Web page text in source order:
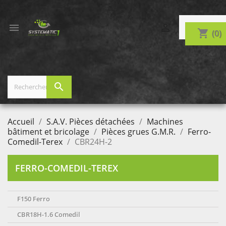
 shopping_cart (0)
search
Accueil S.A.V. Pièces détachées
Machines
bâtiment et bricolage
Pièces grues G.M.R.
Ferro-
Comedil-Terex
CBR24H-2
FERRO-COMEDIL-TEREX
F150 Ferro
CBR18H-1.6 Comedil